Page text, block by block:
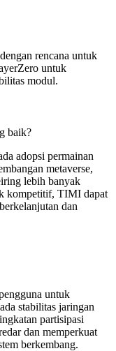
rencana untuk
untuk
modul.
baik?
adopsi permainan
metaverse,
lebih banyak
kompetitif, TIMI dapat
dan
untuk
stabilitas jaringan
partisipasi
dan memperkuat
berkembang.